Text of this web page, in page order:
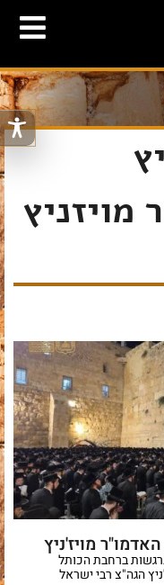
מויזניץ
מויז'ניץ
ברחבת הכותל
הגה"צ רבי ישראל